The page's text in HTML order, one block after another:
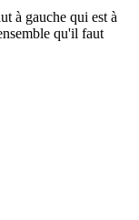
à gauche qui est à
qu'il faut